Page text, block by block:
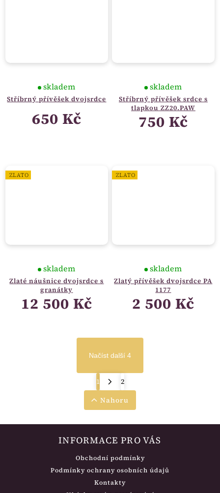
Stříbrný přívěšek dvojsrdce
skladem
650 Kč
Stříbrný přívěšek srdce s
tlapkou ZZ20.PAW
skladem
750 Kč
ZLATO
Zlaté náušnice dvojsrdce s
granátky
skladem
12 500 Kč
ZLATO
Zlatý přívěšek dvojsrdce PA
1177
skladem
2 500 Kč
Načíst další 4
1
2
Nahoru
INFORMACE PRO VÁS
Obchodní podmínky
Podmínky ochrany osobních údajů
Kontakty